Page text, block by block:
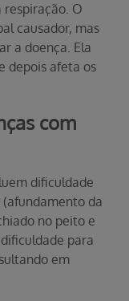
O
causador, mas
a doença. Ela
depois afeta os
com
dificuldade
da
no peito e
para
em